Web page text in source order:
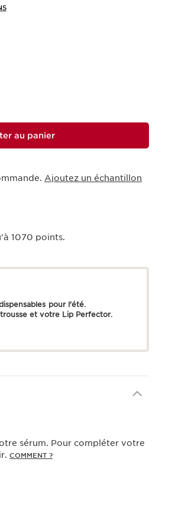
au panier
Ajoutez un échantillon
1070 points.
pour l'été.
trousse et votre Lip Perfector.
sérum. Pour compléter votre
COMMENT ?